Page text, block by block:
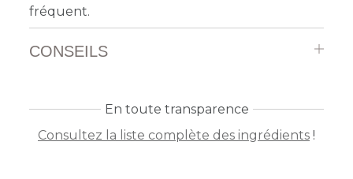
fréquent.
CONSEILS
En toute transparence
Consultez la liste complète des ingrédients !